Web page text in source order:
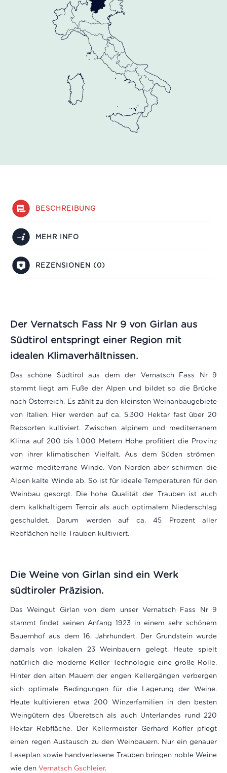
BESCHREIBUNG
MEHR INFO
REZENSIONEN (0)
Der Vernatsch Fass Nr 9 von Girlan aus
Südtirol entspringt einer Region mit
idealen Klimaverhältnissen.
Das schöne Südtirol aus dem der Vernatsch Fass Nr 9
stammt liegt am Fuße der Alpen und bildet so die Brücke
nach Österreich. Es zählt zu den kleinsten Weinanbaugebiete
von Italien. Hier werden auf ca. 5.300 Hektar fast über 20
Rebsorten kultiviert. Zwischen alpinem und mediterranem
Klima auf 200 bis 1.000 Metern Höhe profitiert die Provinz
von ihrer klimatischen Vielfalt. Aus dem Süden strömen
warme mediterrane Winde. Von Norden aber schirmen die
Alpen kalte Winde ab. So ist für ideale Temperaturen für den
Weinbau gesorgt. Die hohe Qualität der Trauben ist auch
dem kalkhaltigem Terroir als auch optimalem Niederschlag
geschuldet. Darum werden auf ca. 45 Prozent aller
Rebflächen helle Trauben kultiviert.
Die Weine von Girlan sind ein Werk
südtiroler Präzision.
Das Weingut Girlan von dem unser Vernatsch Fass Nr 9
stammt findet seinen Anfang 1923 in einem sehr schönem
Bauernhof aus dem 16. Jahrhundert. Der Grundstein wurde
damals von lokalen 23 Weinbauern gelegt. Heute spielt
natürlich die moderne Keller Technologie eine große Rolle.
Hinter den alten Mauern der engen Kellergängen verbergen
sich optimale Bedingungen für die Lagerung der Weine.
Heute kultivieren etwa 200 Winzerfamilien in den besten
Weingütern des Überetsch als auch Unterlandes rund 220
Hektar Rebfläche. Der Kellermeister Gerhard Kofler pflegt
einen regen Austausch zu den Weinbauern. Nur ein genauer
Leseplan sowie handverlesene Trauben bringen noble Weine
wie den Vernatsch Gschleier.